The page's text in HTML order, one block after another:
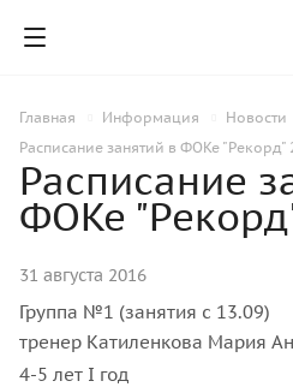
Главная Информация
Новости
Расписание занятий в ФОКе "Рекорд"
Расписание
ФОКе
31 августа 2016
Группа №1 (занятия с 13.09)
тренер Катиленкова Мария
4-5 лет I год